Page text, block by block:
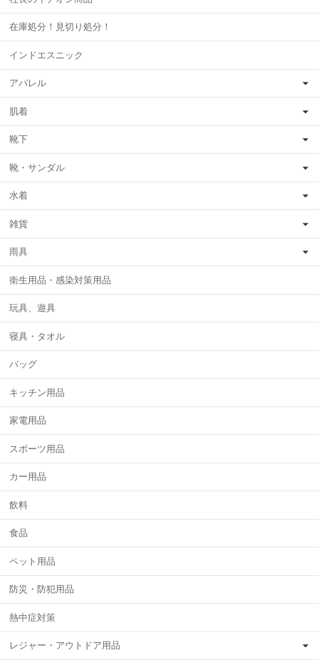
在庫処分！見切り処分！
インドエスニック
アパレル
肌着
靴下
靴・サンダル
水着
雑貨
雨具
衛生用品・感染対策用品
玩具、遊具
寝具・タオル
バッグ
キッチン用品
家電用品
スポーツ用品
カー用品
飲料
食品
ペット用品
防災・防犯用品
熱中症対策
レジャー・アウトドア用品